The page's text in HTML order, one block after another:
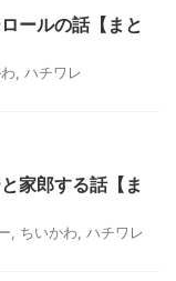
ールの話【まと
ハチワレ
家郎する話【ま
ちいかわ ハチワレ